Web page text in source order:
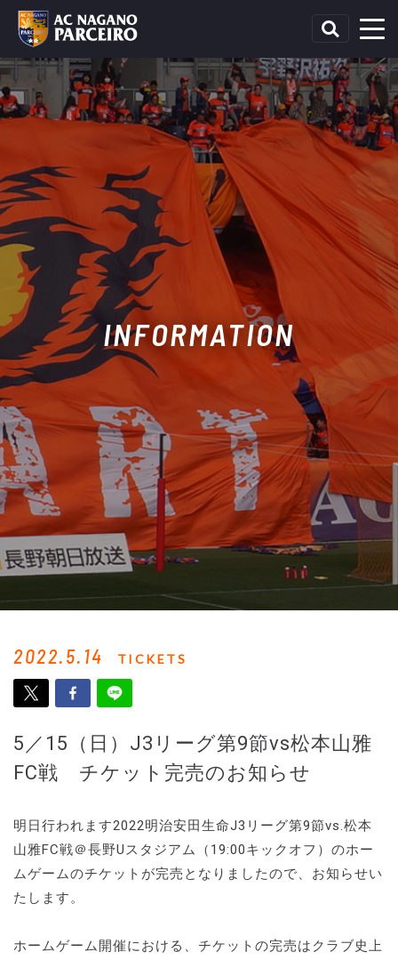
INFORMATION
2022.5.14 TICKETS
5／15（日）J3リーグ第9節vs松本山雅
FC戦 チケット完売のお知らせ
明日行われます2022明治安田生命J3リーグ第9節vs.松本
山雅FC戦＠長野Uスタジアム（19:00キックオフ）のホー
ムゲームのチケットが完売となりましたので、お知らせい
たします。
ホームゲーム開催における、チケットの完売はクラブ史上